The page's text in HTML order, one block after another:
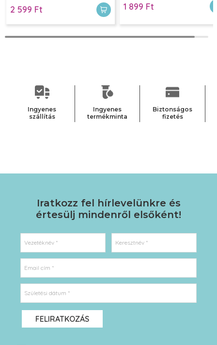
2024.11.24
2 599 Ft 1 899 Ft
Ingyenes
szállítás
Ingyenes
termékminta
Biztonságos
fizetés
Iratkozz fel hírlevelünkre és
értesülj mindenről elsőként!
Vezetéknév * Keresztnév *
Email cím *
Születési dátum *
FELIRATKOZÁS